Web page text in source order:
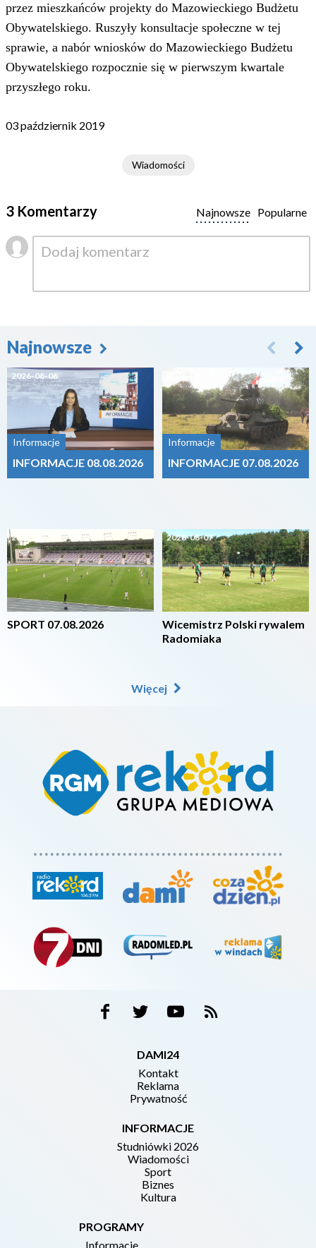
przez mieszkańców projekty do Mazowieckiego Budżetu
Obywatelskiego. Ruszyły konsultacje społeczne w tej
sprawie, a nabór wniosków do Mazowieckiego Budżetu
Obywatelskiego rozpocznie się w pierwszym kwartale
przyszłego roku.
03 październik 2019
Wiadomości
3 Komentarzy Popularne
Najnowsze
Najnowsze
2026-08-08
Informacje
INFORMACJE 08.08.2026
2026-08-07
SPORT 07.08.2026
Informacje
INFORMACJE 07.08.2026
2026-08-07
Wicemistrz Polski rywalem
Radomiaka
Więcej
DAMI24
Kontakt
Reklama
Prywatność
INFORMACJE
Studniówki 2026
Wiadomości
Sport
Biznes
Kultura
PROGRAMY
Informacje